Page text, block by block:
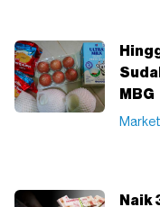
MBG
Market
Naik